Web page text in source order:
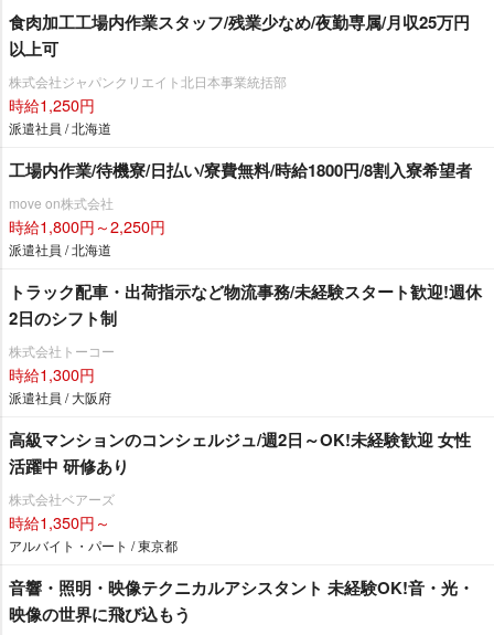
食肉加工工場内作業スタッフ/残業少なめ/夜勤専属/月収25万円
以上可
株式会社ジャパンクリエイト北日本事業統括部
時給1,250円
派遣社員 / 北海道
工場内作業/待機寮/日払い/寮費無料/時給1800円/8割入寮希望者
move on株式会社
時給1,800円～2,250円
派遣社員 / 北海道
トラック配車・出荷指示など物流事務/未経験スタート歓迎!週休
2日のシフト制
株式会社トーコー
時給1,300円
派遣社員 / 大阪府
高級マンションのコンシェルジュ/週2日～OK!未経験歓迎 女性
活躍中 研修あり
株式会社ベアーズ
時給1,350円～
アルバイト・パート / 東京都
音響・照明・映像テクニカルアシスタント 未経験OK!音・光・
映像の世界に飛び込もう